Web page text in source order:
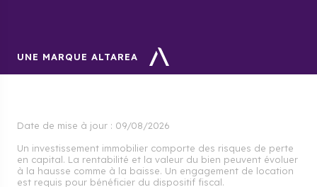
UNE MARQUE ALTAREA
Date de mise à jour : 09/08/2026
Un investissement immobilier comporte des risques de perte
en capital. La rentabilité et la valeur du bien peuvent évoluer
à la hausse comme à la baisse. Un engagement de location
est requis pour bénéficier du dispositif fiscal.